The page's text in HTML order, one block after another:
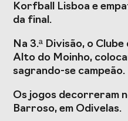
Prémios Voz do
Desporto
Congresso
Nacional do
Desporto
Korfball Lisboa e
da final.
Na 3.ª Divisão, o
Alto do Moinho,
sagrando-se campeão.
Os jogos decorreram
Barroso, em Odivelas.